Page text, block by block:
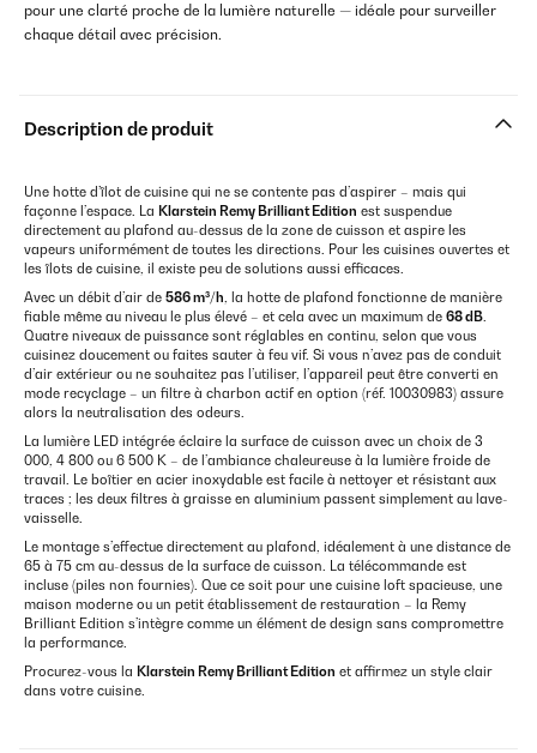
pour une clarté proche de la lumière naturelle — idéale pour surveiller
chaque détail avec précision.
Description de produit
Une hotte d’îlot de cuisine qui ne se contente pas d’aspirer – mais qui
façonne l’espace. La Klarstein Remy Brilliant Edition est suspendue
directement au plafond au-dessus de la zone de cuisson et aspire les
vapeurs uniformément de toutes les directions. Pour les cuisines ouvertes et
les îlots de cuisine, il existe peu de solutions aussi efficaces.
Avec un débit d’air de 586 m³/h, la hotte de plafond fonctionne de manière
fiable même au niveau le plus élevé – et cela avec un maximum de 68 dB.
Quatre niveaux de puissance sont réglables en continu, selon que vous
cuisinez doucement ou faites sauter à feu vif. Si vous n’avez pas de conduit
d’air extérieur ou ne souhaitez pas l’utiliser, l’appareil peut être converti en
mode recyclage – un filtre à charbon actif en option (réf. 10030983) assure
alors la neutralisation des odeurs.
La lumière LED intégrée éclaire la surface de cuisson avec un choix de 3
000, 4 800 ou 6 500 K – de l’ambiance chaleureuse à la lumière froide de
travail. Le boîtier en acier inoxydable est facile à nettoyer et résistant aux
traces ; les deux filtres à graisse en aluminium passent simplement au lave-
vaisselle.
Le montage s’effectue directement au plafond, idéalement à une distance de
65 à 75 cm au-dessus de la surface de cuisson. La télécommande est
incluse (piles non fournies). Que ce soit pour une cuisine loft spacieuse, une
maison moderne ou un petit établissement de restauration – la Remy
Brilliant Edition s’intègre comme un élément de design sans compromettre
la performance.
Procurez-vous la Klarstein Remy Brilliant Edition et affirmez un style clair
dans votre cuisine.